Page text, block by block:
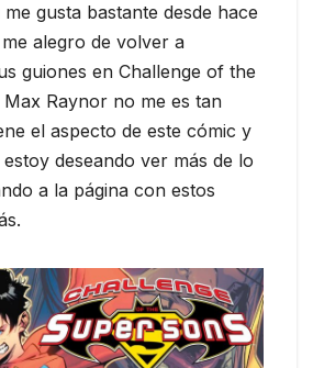
gusta bastante desde hace
alegro de volver a
guiones en Challenge of the
Raynor no me es tan
el aspecto de este cómic y
deseando ver más de lo
a la página con estos